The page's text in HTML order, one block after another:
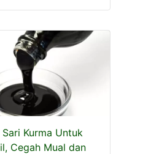
Kurma Untuk
Cegah Mual dan